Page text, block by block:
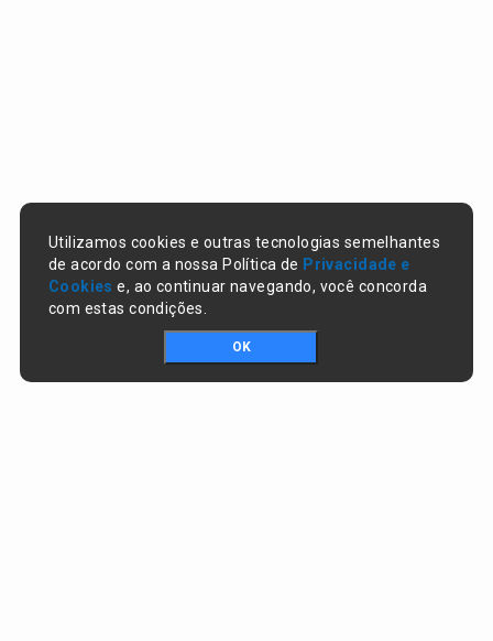
Utilizamos cookies e outras tecnologias semelhantes
de acordo com a nossa Política de Privacidade e
Cookies e, ao continuar navegando, você concorda
com estas condições.
OK